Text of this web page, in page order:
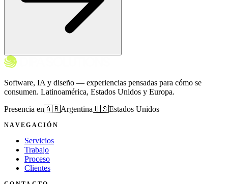
Software, IA y diseño — experiencias pensadas para cómo se
consumen. Latinoamérica, Estados Unidos y Europa.
Presencia en🇦🇷Argentina🇺🇸Estados Unidos
NAVEGACIÓN
Servicios
Trabajo
Proceso
Clientes